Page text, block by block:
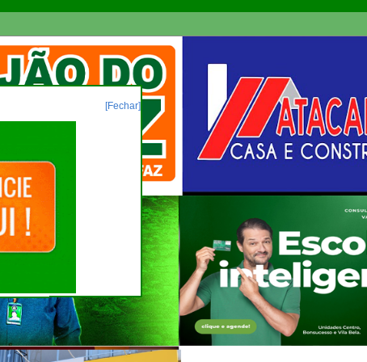
[Fechar]